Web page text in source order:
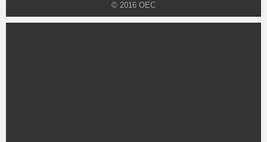
© 2016 OEC